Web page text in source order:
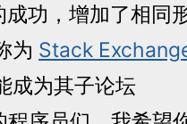
功，增加了相同
为 Stack
成为其子论坛